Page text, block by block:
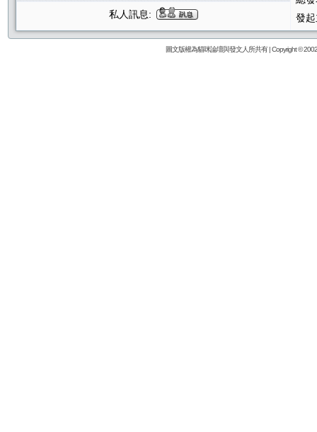
發
私人訊息:
圖文版權為貓咪論壇與發文人所共有 | Copyright ©